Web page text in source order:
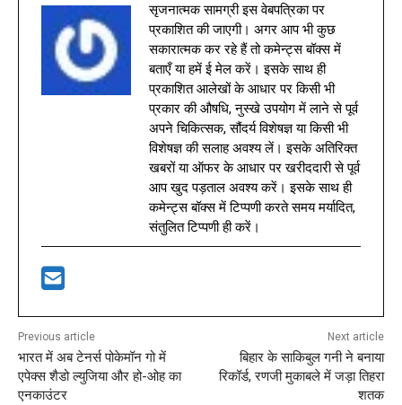
सृजनात्मक सामग्री इस वेबपत्रिका पर
प्रकाशित की जाएगी। अगर आप भी कुछ
सकारात्मक कर रहे हैं तो कमेन्ट्स बॉक्स में
बताएँ या हमें ई मेल करें। इसके साथ ही
प्रकाशित आलेखों के आधार पर किसी भी
प्रकार की औषधि, नुस्खे उपयोग में लाने से पूर्व
अपने चिकित्सक, सौंदर्य विशेषज्ञ या किसी भी
विशेषज्ञ की सलाह अवश्य लें। इसके अतिरिक्त
खबरों या ऑफर के आधार पर खरीददारी से पूर्व
आप खुद पड़ताल अवश्य करें। इसके साथ ही
कमेन्ट्स बॉक्स में टिप्पणी करते समय मर्यादित,
संतुलित टिप्पणी ही करें।
Previous article
भारत में अब टेनर्स पोकेमॉन गो में
एपेक्स शैडो ल्युजिया और हो-ओह का
एनकाउंटर
Next article
बिहार के साकिबुल गनी ने बनाया
रिकॉर्ड, रणजी मुकाबले में जड़ा तिहरा
शतक